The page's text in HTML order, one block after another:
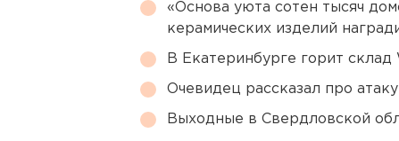
«Основа уюта сотен тысяч
керамических изделий
В Екатеринбурге горит
Очевидец рассказал про
Выходные в Свердловской